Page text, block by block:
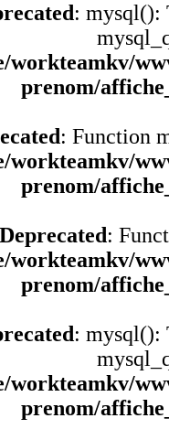
: mysql():
workteamkv/
prenom/
: Function
workteamkv/
prenom/
Deprecated:
workteamkv/
prenom/
: mysql():
workteamkv/
prenom/